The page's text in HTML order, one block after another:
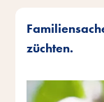
züchten.